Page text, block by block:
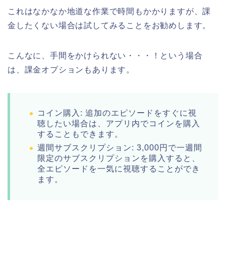
これはなかなか地道な作業で時間もかかりますが、課
金したくない場合は試してみることをお勧めします。
こんなに、手間をかけられない・・・！という場合
は、課金オプションもあります。
コイン購入: 追加のエピソードをすぐに視
聴したい場合は、アプリ内でコインを購入
することもできます。
週間サブスクリプション: 3,000円で一週間
限定のサブスクリプションを購入すると、
全エピソードを一気に視聴することができ
ます。